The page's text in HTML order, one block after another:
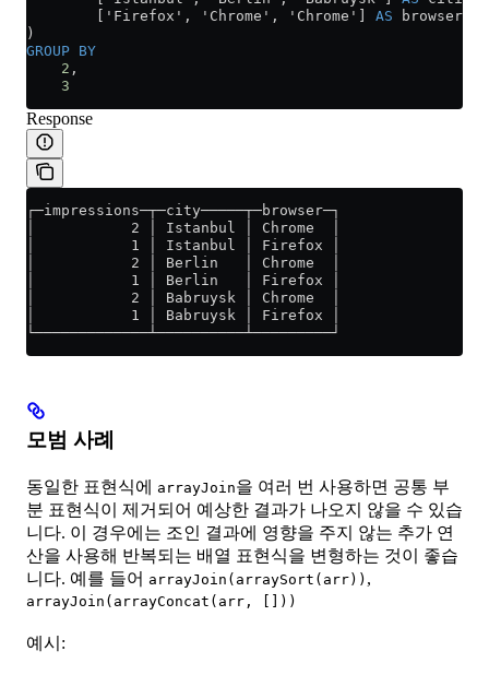
        ['Firefox', 'Chrome', 'Chrome']
AS browsers
)
GROUP BY
    2
,
    3
Response
┌─impressions─┬─city─────┬─browser─┐
│           2 │ Istanbul │ Chrome  │
│           1 │ Istanbul │ Firefox │
│           2 │ Berlin   │ Chrome  │
│           1 │ Berlin   │ Firefox │
│           2 │ Babruysk │ Chrome  │
│           1 │ Babruysk │ Firefox │
└─────────────┴──────────┴─────────┘
모범 사례
동일한 표현식에 arrayJoin을 여러 번 사용하면 공통 부
분 표현식이 제거되어 예상한 결과가 나오지 않을 수 있습
니다. 이 경우에는 조인 결과에 영향을 주지 않는 추가 연
산을 사용해 반복되는 배열 표현식을 변형하는 것이 좋습
니다. 예를 들어 arrayJoin(arraySort(arr)) ,
arrayJoin(arrayConcat(arr, []))
예시: